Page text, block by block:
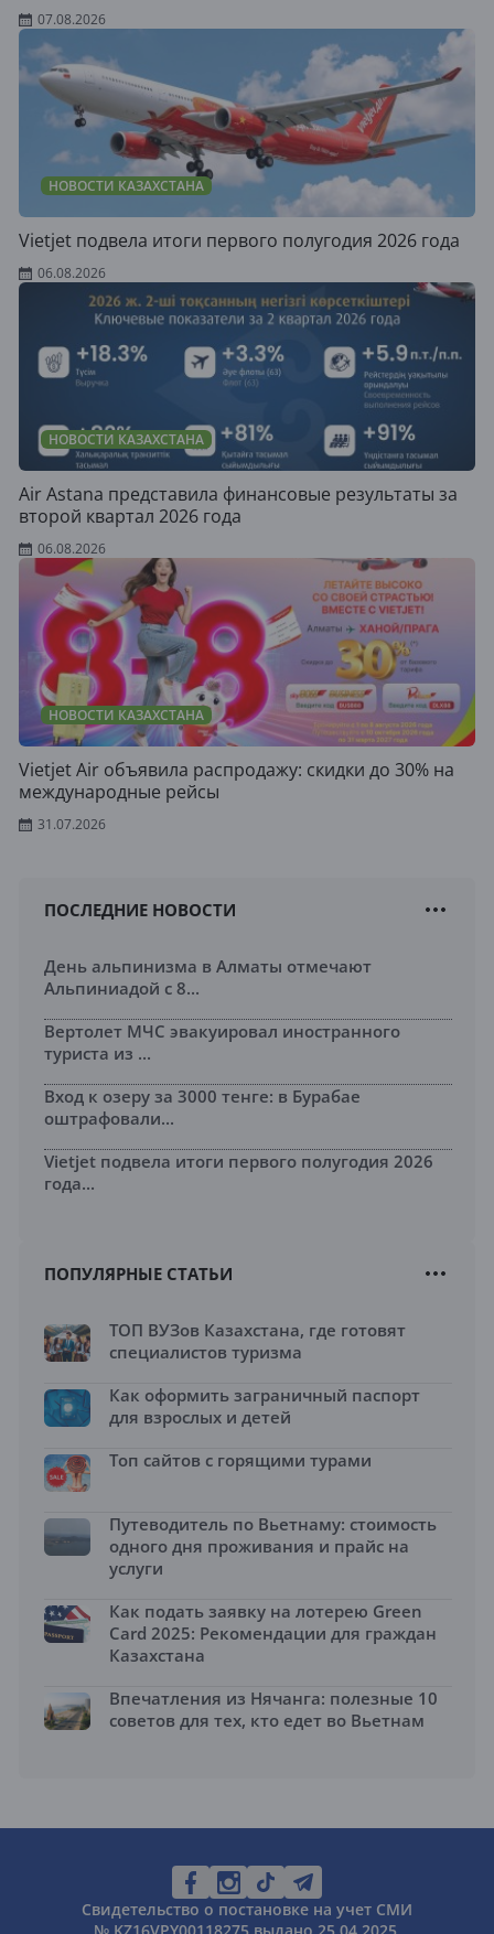
07.08.2026
НОВОСТИ КАЗАХСТАНА
Vietjet подвела итоги первого полугодия 2026 года
06.08.2026
НОВОСТИ КАЗАХСТАНА
Air Astana представила финансовые результаты за
второй квартал 2026 года
06.08.2026
НОВОСТИ КАЗАХСТАНА
Vietjet Air объявила распродажу: скидки до 30% на
международные рейсы
31.07.2026
ПОСЛЕДНИЕ НОВОСТИ
День альпинизма в Алматы отмечают
Альпиниадой с 8...
Вертолет МЧС эвакуировал иностранного
туриста из ...
Вход к озеру за 3000 тенге: в Бурабае
оштрафовали...
Vietjet подвела итоги первого полугодия 2026
года...
ПОПУЛЯРНЫЕ СТАТЬИ
ТОП ВУЗов Казахстана, где готовят
специалистов туризма
Как оформить заграничный паспорт
для взрослых и детей
Топ сайтов с горящими турами
Путеводитель по Вьетнаму: стоимость
одного дня проживания и прайс на
услуги
Как подать заявку на лотерею Green
Card 2025: Рекомендации для граждан
Казахстана
Впечатления из Нячанга: полезные 10
советов для тех, кто едет во Вьетнам
Свидетельство о постановке на учет СМИ